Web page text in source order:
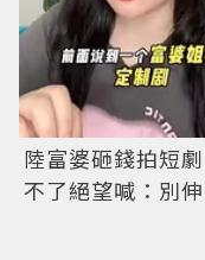
陸富婆砸錢拍短
不了絕望喊：別